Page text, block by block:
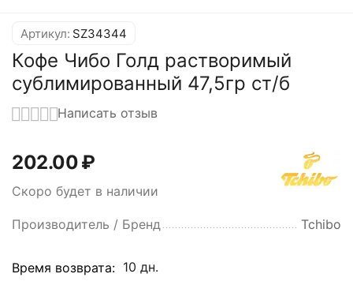
Артикул: SZ34344
Кофе Чибо Голд растворимый
сублимированный 47,5гр ст/б
Написать отзыв
202.00₽
Скоро будет в наличии
Производитель / Бренд Tchibo
Время возврата: 10 дн.